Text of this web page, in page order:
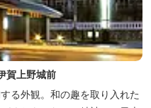
賀上野城前
る外観。和の趣を取り入れた